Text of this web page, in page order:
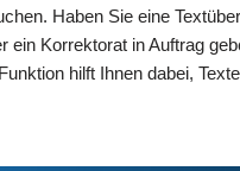
Haben Sie eine
ein Korrektorat in Auftrag
hilft Ihnen dabei,